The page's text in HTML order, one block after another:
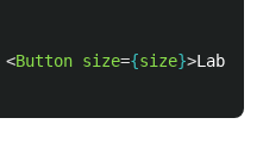
<Button size={size}>Label